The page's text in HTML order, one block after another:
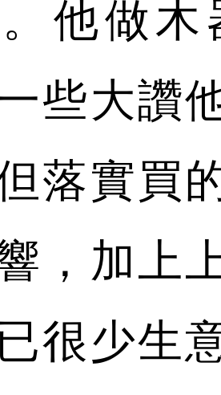
他做木
些大讚
落實買
，加上
很少生